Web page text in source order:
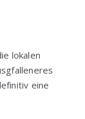
lokalen
eine